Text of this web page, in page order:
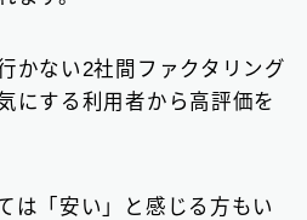
かない2社間ファクタリング
にする利用者から高評価を
は「安い」と感じる方もい